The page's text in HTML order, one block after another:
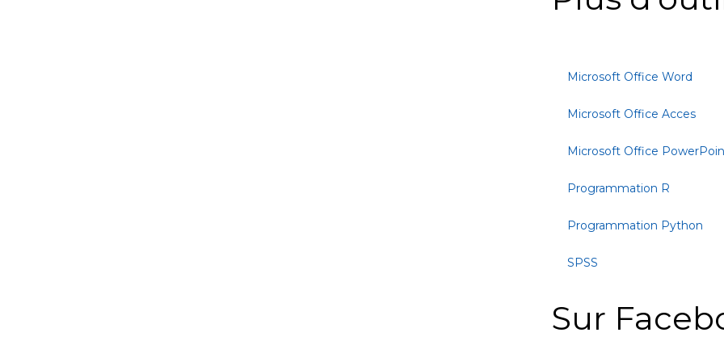
Microsoft Office Word
Microsoft Office Acces
Microsoft Office
Programmation R
Programmation Python
SPSS
Sur